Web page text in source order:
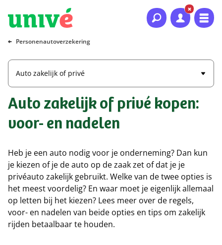
Naar hoofdinhoud
Naar hoofdnavigatie
Naar footer
Personenautoverzekering
Auto zakelijk of privé
Auto zakelijk of privé kopen:
voor- en nadelen
Heb je een auto nodig voor je onderneming? Dan kun
je kiezen of je de auto op de zaak zet of dat je je
privéauto zakelijk gebruikt. Welke van de twee opties is
het meest voordelig? En waar moet je eigenlijk allemaal
op letten bij het kiezen? Lees meer over de regels,
voor- en nadelen van beide opties en tips om zakelijk
rijden betaalbaar te houden.